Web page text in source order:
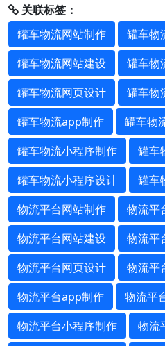
关联标签：
罐车物流网站制作
罐车物
罐车物流网站建设
罐车物
罐车物流网页设计
罐车物
罐车物流app制作
罐车物
罐车物流小程序制作
罐车
罐车物流小程序设计
罐车
物流平台网站制作
物流平
物流平台网站建设
物流平
物流平台网页设计
物流平
物流平台app制作
物流平
物流平台小程序制作
物流